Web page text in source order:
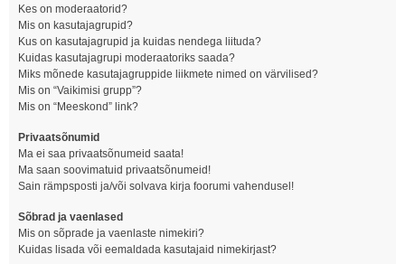
Kes on moderaatorid?
Mis on kasutajagrupid?
Kus on kasutajagrupid ja kuidas nendega liituda?
Kuidas kasutajagrupi moderaatoriks saada?
Miks mõnede kasutajagruppide liikmete nimed on värvilised?
Mis on “Vaikimisi grupp”?
Mis on “Meeskond” link?
Privaatsõnumid
Ma ei saa privaatsõnumeid saata!
Ma saan soovimatuid privaatsõnumeid!
Sain rämpsposti ja/või solvava kirja foorumi vahendusel!
Sõbrad ja vaenlased
Mis on sõprade ja vaenlaste nimekiri?
Kuidas lisada või eemaldada kasutajaid nimekirjast?